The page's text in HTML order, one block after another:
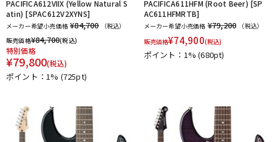
PACIFICA612VIIX (Yellow Natural S
atin) [SPAC612V2XYNS]
メーカー希望小売価格 ¥84,700
（税込）
販売価格¥84,700(税込)
特別価格
¥79,800(税込)
ポイント：1% (725pt)
PACIFICA611HFM (Root Beer) [SP
AC611HFMRTB]
メーカー希望小売価格 ¥79,200
（税込）
販売価格¥74,900(税込)
ポイント：1%(680pt)